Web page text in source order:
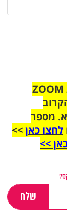
הצטרפו לקבוצת הוואטסאפ לקראת ZOOM
מספר
לחצו כאן>>
>>